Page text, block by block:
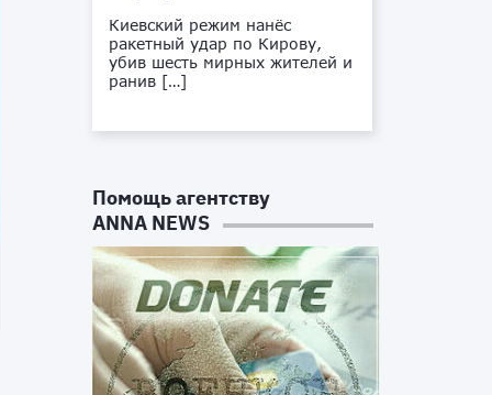
Киевский режим нанёс
ракетный удар по Кирову,
убив шесть мирных жителей и
ранив […]
Помощь агентству
ANNA NEWS